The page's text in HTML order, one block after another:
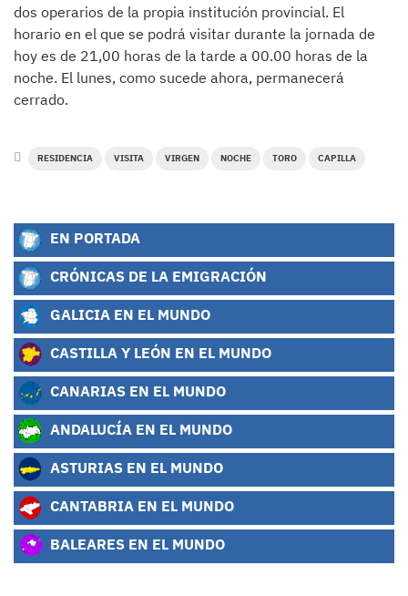
dos operarios de la propia institución provincial. El
horario en el que se podrá visitar durante la jornada de
hoy es de 21,00 horas de la tarde a 00.00 horas de la
noche. El lunes, como sucede ahora, permanecerá
cerrado.
RESIDENCIA VISITA VIRGEN NOCHE TORO CAPILLA
EN PORTADA
CRÓNICAS DE LA EMIGRACIÓN
GALICIA EN EL MUNDO
CASTILLA Y LEÓN EN EL MUNDO
CANARIAS EN EL MUNDO
ANDALUCÍA EN EL MUNDO
ASTURIAS EN EL MUNDO
CANTABRIA EN EL MUNDO
BALEARES EN EL MUNDO